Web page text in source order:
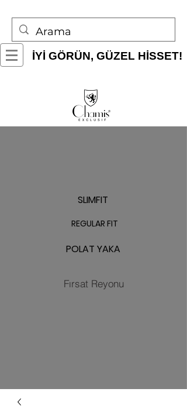
İYİ GÖRÜN, GÜZEL HİSSET!
SLIMFIT
REGULAR FIT
POLAT YAKA
Fırsat Reyonu